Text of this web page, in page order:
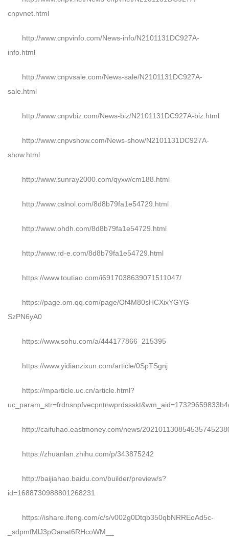
cnpvnet.html
http://www.cnpvinfo.com/News-info/N2101131DC927A-
info.html
http://www.cnpvsale.com/News-sale/N2101131DC927A-
sale.html
http://www.cnpvbiz.com/News-biz/N2101131DC927A-biz.html
http://www.cnpvshow.com/News-show/N2101131DC927A-
show.html
http://www.sunray2000.com/qyxw/cm188.html
http://www.cslnol.com/8d8b79fa1e54729.html
http://www.ohdh.com/8d8b79fa1e54729.html
http://www.rd-e.com/8d8b79fa1e54729.html
https://www.toutiao.com/i6917038639071511047/
https://page.om.qq.com/page/Of4M80sHCXixYGYG-
SzPN6yA0
https://www.sohu.com/a/444177866_215395
https://www.yidianzixun.com/article/0SpTSgnj
https://mparticle.uc.cn/article.html?
http://caifuhao.eastmoney.com/news/
https://zhuanlan.zhihu.com/p/343875242
http://baijiahao.baidu.com/builder/preview/s?
id=1688730988801268231
https://ishare.ifeng.com/c/s/v002g0Dtqb350qbNRREoAd5c-
_sdpmfMlJ3pOanat6RHcoWM__